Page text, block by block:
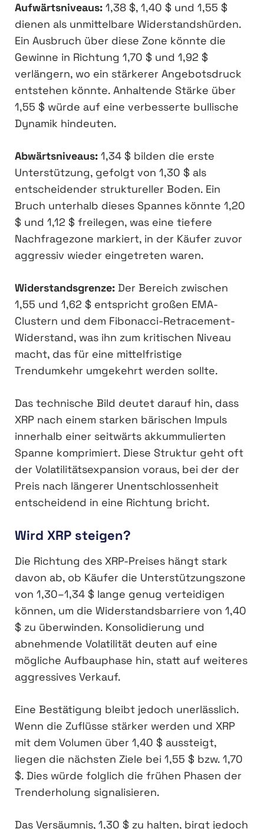
Aufwärtsniveaus: 1,38 $, 1,40 $ und 1,55 $
dienen als unmittelbare Widerstandshürden.
Ein Ausbruch über diese Zone könnte die
Gewinne in Richtung 1,70 $ und 1,92 $
verlängern, wo ein stärkerer Angebotsdruck
entstehen könnte. Anhaltende Stärke über
1,55 $ würde auf eine verbesserte bullische
Dynamik hindeuten.
Abwärtsniveaus: 1,34 $ bilden die erste
Unterstützung, gefolgt von 1,30 $ als
entscheidender struktureller Boden. Ein
Bruch unterhalb dieses Spannes könnte 1,20
$ und 1,12 $ freilegen, was eine tiefere
Nachfragezone markiert, in der Käufer zuvor
aggressiv wieder eingetreten waren.
Widerstandsgrenze: Der Bereich zwischen
1,55 und 1,62 $ entspricht großen EMA-
Clustern und dem Fibonacci-Retracement-
Widerstand, was ihn zum kritischen Niveau
macht, das für eine mittelfristige
Trendumkehr umgekehrt werden sollte.
Das technische Bild deutet darauf hin, dass
XRP nach einem starken bärischen Impuls
innerhalb einer seitwärts akkummulierten
Spanne komprimiert. Diese Struktur geht oft
der Volatilitätsexpansion voraus, bei der der
Preis nach längerer Unentschlossenheit
entscheidend in eine Richtung bricht.
Wird XRP steigen?
Die Richtung des XRP-Preises hängt stark
davon ab, ob Käufer die Unterstützungszone
von 1,30–1,34 $ lange genug verteidigen
können, um die Widerstandsbarriere von 1,40
$ zu überwinden. Konsolidierung und
abnehmende Volatilität deuten auf eine
mögliche Aufbauphase hin, statt auf weiteres
aggressives Verkauf.
Eine Bestätigung bleibt jedoch unerlässlich.
Wenn die Zuflüsse stärker werden und XRP
mit dem Volumen über 1,40 $ aussteigt,
liegen die nächsten Ziele bei 1,55 $ bzw. 1,70
$. Dies würde folglich die frühen Phasen der
Trenderholung signalisieren.
Das Versäumnis, 1,30 $ zu halten, birgt jedoch